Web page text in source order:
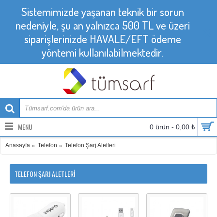
Sistemimizde yaşanan teknik bir sorun
nedeniyle, şu an yalnızca 500 TL ve üzeri
siparişlerinizde HAVALE/EFT ödeme
yöntemi kullanılabilmektedir.
0 ürün - 0,00 ₺
MENU
Anasayfa Telefon Telefon Şarj Aletleri
TELEFON ŞARJ ALETLERI